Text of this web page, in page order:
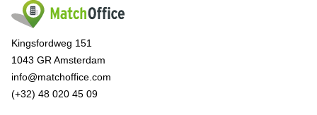
Kingsfordweg 151
1043 GR Amsterdam
info@matchoffice.com
(+32) 48 020 45 09